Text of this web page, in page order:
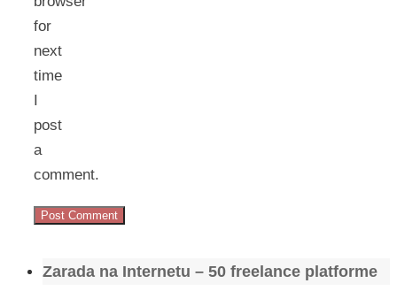
for
next
time
I
post
a
comment.
Zarada na Internetu – 50 freelance platforme